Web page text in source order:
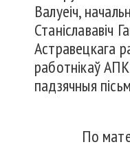
Валуеіч,
Станіслававіч
Астравецкага
работнікаў
падзячныя
По